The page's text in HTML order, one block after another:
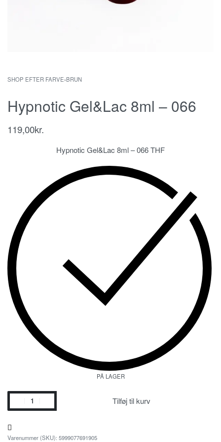
SHOP EFTER FARVE›BRUN
Hypnotic Gel&Lac 8ml – 066
119,00kr.
Hypnotic Gel&Lac 8ml – 066 THF
PÅ LAGER
Tilføj til kurv
5999077691905